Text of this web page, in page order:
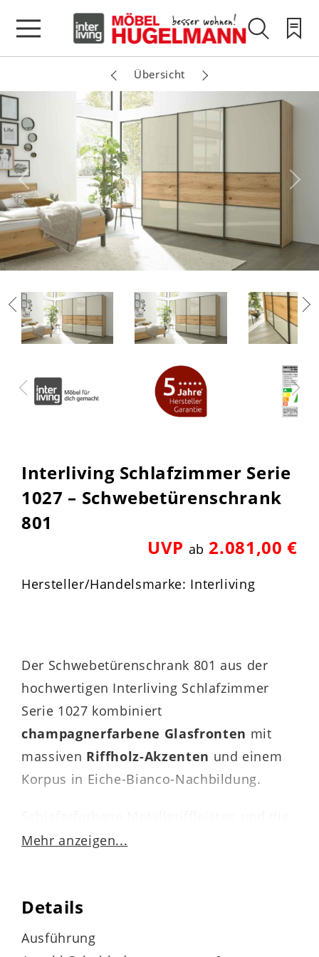
Übersicht
Interliving Schlafzimmer Serie
1027 – Schwebetürenschrank
801
UVP ab 2.081,00 €
Hersteller/Handelsmarke: Interliving
Der Schwebetürenschrank 801 aus der
hochwertigen Interliving Schlafzimmer
Serie 1027 kombiniert
champagnerfarbene Glasfronten mit
massiven Riffholz-Akzenten und einem
Korpus in Eiche-Bianco-Nachbildung.
Innengestaltung in Erle-Nachbildung
Mehr anzeigen...
Details
Ausführung